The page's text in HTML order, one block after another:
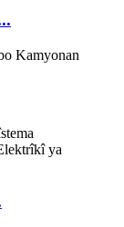
Kamyonan